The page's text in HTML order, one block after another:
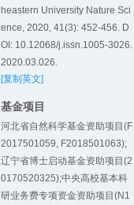
heastern University Nature Sci
ence, 2020, 41(3): 452-456. D
OI: 10.12068/j.issn.1005-3026.
2020.03.026.
[复制英文]
基金项目
河北省自然科学基金资助项目(F
2017501059, F2018501063);
辽宁省博士启动基金资助项目(2
0170520325);中央高校基本科
研业务费专项资金资助项目(N1